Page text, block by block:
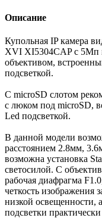
Описание
Купольная IP камера
XVI XI5304CAP с 5Мп
объективом,
подсветкой.
С microSD слотом
с люком под microSD,
Led подсветкой.
В данной модели
расстоянием 2.8мм,
возможна установка
светосилой. С
рабочая диафрагма
четкость изображения
низкой освещенности,
подсветки практически